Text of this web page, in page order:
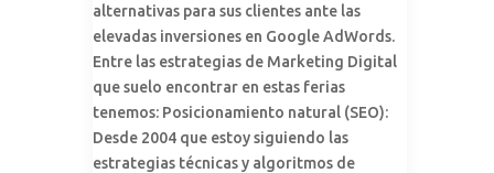
alternativas para sus clientes ante las
elevadas inversiones en Google AdWords.
Entre las estrategias de Marketing Digital
que suelo encontrar en estas ferias
tenemos: Posicionamiento natural (SEO):
Desde 2004 que estoy siguiendo las
estrategias técnicas y algoritmos de